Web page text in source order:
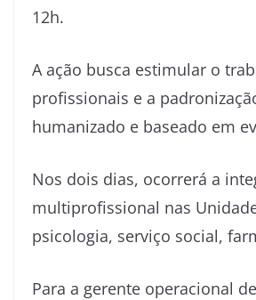
12h.
A ação busca estimular o
profissionais e a
humanizado e baseado em
Nos dois dias, ocorrerá a
multiprofissional nas
psicologia, serviço social,
Para a gerente operacional